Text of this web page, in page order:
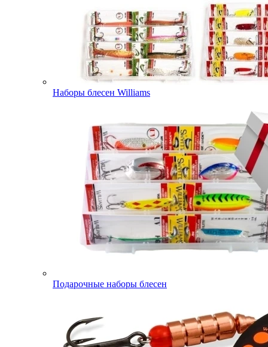
Наборы блесен Williams
Подарочные наборы блесен